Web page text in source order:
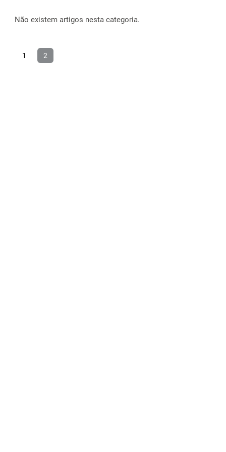
Não existem artigos nesta categoria.
1 2